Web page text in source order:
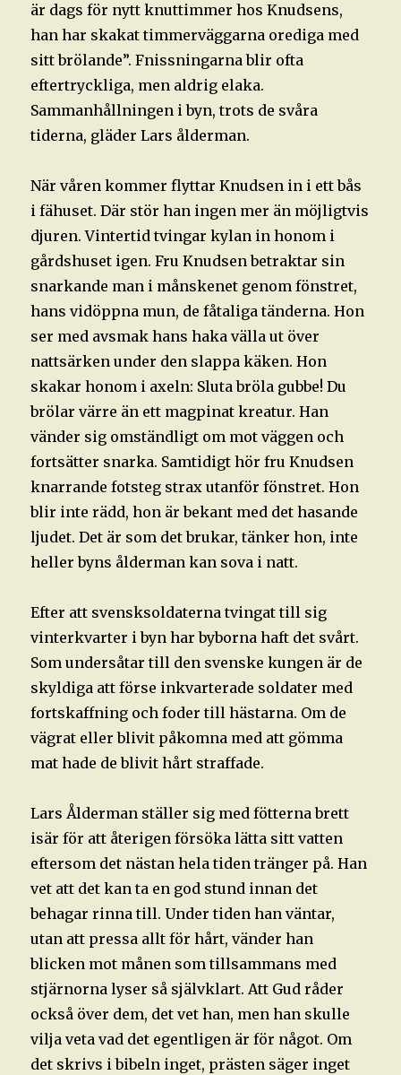
är dags för nytt knuttimmer hos Knudsens,
han har skakat timmerväggarna orediga med
sitt brölande”. Fnissningarna blir ofta
eftertryckliga, men aldrig elaka.
Sammanhållningen i byn, trots de svåra
tiderna, gläder Lars ålderman.
När våren kommer flyttar Knudsen in i ett bås
i fähuset. Där stör han ingen mer än möjligtvis
djuren. Vintertid tvingar kylan in honom i
gårdshuset igen. Fru Knudsen betraktar sin
snarkande man i månskenet genom fönstret,
hans vidöppna mun, de fåtaliga tänderna. Hon
ser med avsmak hans haka välla ut över
nattsärken under den slappa käken. Hon
skakar honom i axeln: Sluta bröla gubbe! Du
brölar värre än ett magpinat kreatur. Han
vänder sig omständligt om mot väggen och
fortsätter snarka. Samtidigt hör fru Knudsen
knarrande fotsteg strax utanför fönstret. Hon
blir inte rädd, hon är bekant med det hasande
ljudet. Det är som det brukar, tänker hon, inte
heller byns ålderman kan sova i natt.
Efter att svensksoldaterna tvingat till sig
vinterkvarter i byn har byborna haft det svårt.
Som undersåtar till den svenske kungen är de
skyldiga att förse inkvarterade soldater med
fortskaffning och foder till hästarna. Om de
vägrat eller blivit påkomna med att gömma
mat hade de blivit hårt straffade.
Lars Ålderman ställer sig med fötterna brett
isär för att återigen försöka lätta sitt vatten
eftersom det nästan hela tiden tränger på. Han
vet att det kan ta en god stund innan det
behagar rinna till. Under tiden han väntar,
utan att pressa allt för hårt, vänder han
blicken mot månen som tillsammans med
stjärnorna lyser så självklart. Att Gud råder
också över dem, det vet han, men han skulle
vilja veta vad det egentligen är för något. Om
det skrivs i bibeln inget, prästen säger inget